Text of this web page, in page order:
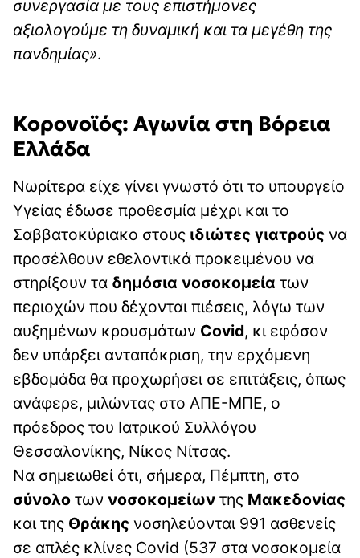
συνεργασία με τους επιστήμονες
αξιολογούμε τη δυναμική και τα μεγέθη της
πανδημίας».
Κορονοϊός: Αγωνία στη Βόρεια
Ελλάδα
Νωρίτερα είχε γίνει γνωστό ότι το υπουργείο
Υγείας έδωσε προθεσμία μέχρι και το
Σαββατοκύριακο στους ιδιώτες γιατρούς να
προσέλθουν εθελοντικά προκειμένου να
στηρίξουν τα δημόσια νοσοκομεία των
περιοχών που δέχονται πιέσεις, λόγω των
αυξημένων κρουσμάτων Covid, κι εφόσον
δεν υπάρξει ανταπόκριση, την ερχόμενη
εβδομάδα θα προχωρήσει σε επιτάξεις, όπως
ανάφερε, μιλώντας στο ΑΠΕ-ΜΠΕ, ο
πρόεδρος του Ιατρικού Συλλόγου
Θεσσαλονίκης, Νίκος Νίτσας.
Να σημειωθεί ότι, σήμερα, Πέμπτη, στο
σύνολο των νοσοκομείων της Μακεδονίας
και της Θράκης νοσηλεύονται 991 ασθενείς
σε απλές κλίνες Covid (537 στα νοσοκομεία